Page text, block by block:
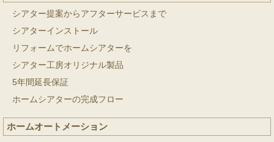
シアター提案からアフターサービスまで
シアターインストール
リフォームでホームシアターを
シアター工房オリジナル製品
5年間延長保証
ホームシアターの完成フロー
ホームオートメーション